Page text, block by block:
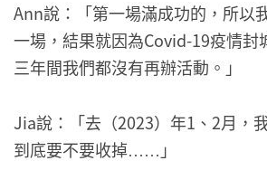
Ann說：「第一場滿成功的，所以
一場，結果就因為Covid-19疫情封
三年間我們都沒有再辦活動。」
Jia說：「去（2023）年1、2月，
到底要不要收掉…… 」